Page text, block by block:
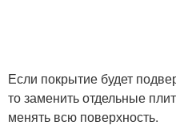
Если покрытие будет
то заменить отдельные
менять всю поверхность.